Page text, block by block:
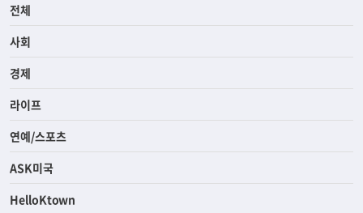
전체
사회
경제
라이프
연예/스포츠
ASK미국
HelloKtown